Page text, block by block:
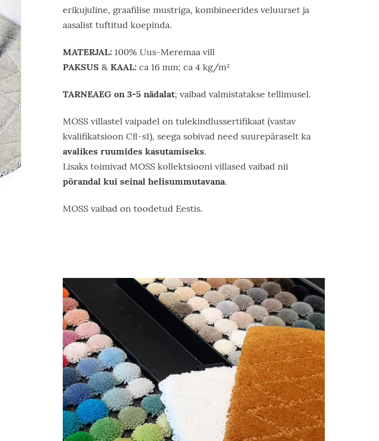
erikujuline, graafilise mustriga, kombineerides veluurset ja
aasalist tuftitud koepinda.
MATERJAL:100% Uus-Meremaa vill
PAKSUS & KAAL:ca 16 mm; ca 4 kg/m²
TARNEAEG on 3-5 nädalat; vaibad valmistatakse tellimusel.
MOSS villastel vaipadel on tulekindlussertifikaat (vastav
kvalifikatsioon Cﬂ-s1), seega sobivad need suurepäraselt ka
avalikes ruumides kasutamiseks.
Lisaks toimivad MOSS kollektsiooni villased vaibad nii
põrandal kui seinal helisummutavana.
MOSS vaibad on toodetud Eestis.